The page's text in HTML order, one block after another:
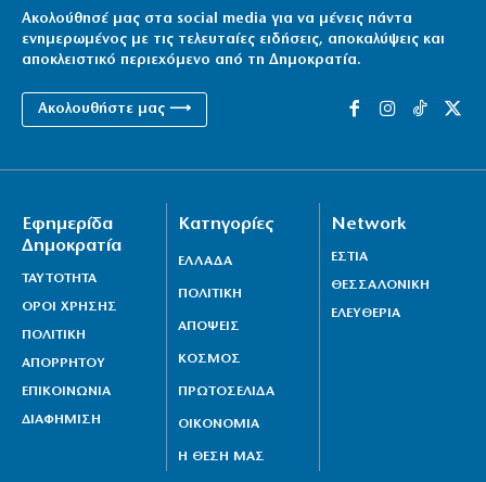
Ακολούθησέ μας στα social media για να μένεις πάντα
ενημερωμένος με τις τελευταίες ειδήσεις, αποκαλύψεις και
αποκλειστικό περιεχόμενο από τη Δημοκρατία.
Ακολουθήστε μας ⟶
Εφημερίδα
Δημοκρατία
ΤΑΥΤΟΤΗΤΑ
ΟΡΟΙ ΧΡΗΣΗΣ
ΠΟΛΙΤΙΚΗ
ΑΠΟΡΡΗΤΟΥ
ΕΠΙΚΟΙΝΩΝΙΑ
ΔΙΑΦΗΜΙΣΗ
Κατηγορίες
ΕΛΛΑΔΑ
ΠΟΛΙΤΙΚΗ
ΑΠΟΨΕΙΣ
ΚΟΣΜΟΣ
ΠΡΩΤΟΣΕΛΙΔΑ
ΟΙΚΟΝΟΜΙΑ
Η ΘΕΣΗ ΜΑΣ
Network
ΕΣΤΙΑ
ΘΕΣΣΑΛΟΝΙΚΗ
ΕΛΕΥΘΕΡΙΑ